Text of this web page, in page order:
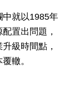
中就以1985年
置出問題，
級時間點，
轍。